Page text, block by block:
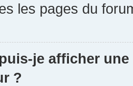
les pages du
je afficher
?